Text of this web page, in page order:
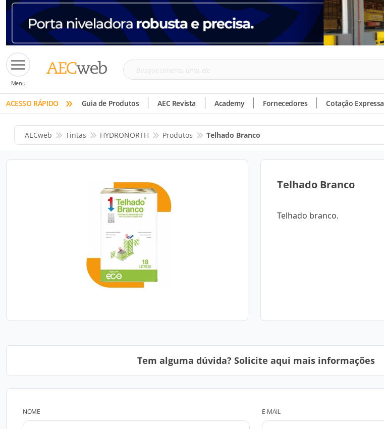
Menu
Busque
tinta,
etc
ACESSO RÁPIDO » Guia de Produtos AEC Revista Academy Fornecedores Cotação Expressa
AECweb Tintas HYDRONORTH Produtos Telhado Branco
Telhado Branco
Telhado branco.
Tem alguma dúvida? Solicite aqui mais informações
NOME E-MAIL